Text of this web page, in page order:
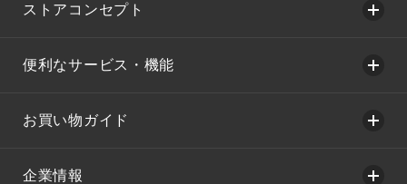
ストアコンセプト
便利なサービス・機能
お買い物ガイド
企業情報